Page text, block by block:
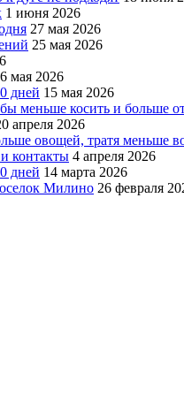
1 июня 2026
27 мая 2026
25 мая 2026
мая 2026
дней 15 мая 2026
меньше косить и больше
апреля 2026
овощей, тратя меньше
контакты 4 апреля 2026
дней 14 марта 2026
Милино 26 февраля